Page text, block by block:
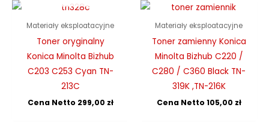
Materiały eksploatacyjne
Toner oryginalny
Konica Minolta Bizhub
C203 C253 Cyan TN-
213C
Cena Netto 299,00 zł
Materiały eksploatacyjne
Toner zamienny Konica
Minolta Bizhub C220 /
C280 / C360 Black TN-
319K ,TN-216K
Cena Netto105,00 zł